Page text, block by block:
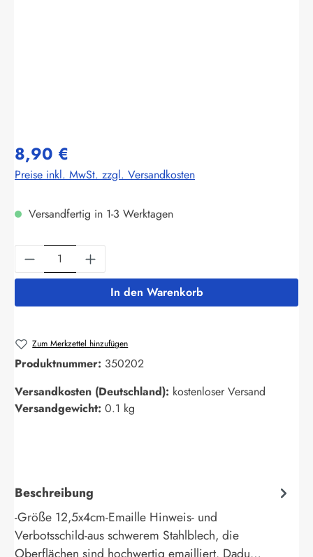
8,90 €
Preise inkl. MwSt. zzgl. Versandkosten
Versandfertig in 1-3 Werktagen
Produkt Anzahl: Gib den gewünschten
In den Warenkorb
Zum Merkzettel hinzufügen
Produktnummer: 350202
Versandkosten (Deutschland): kostenloser Versand
Versandgewicht: 0.1 kg
Beschreibung
-Größe 12,5x4cm-Emaille Hinweis- und
Verbotsschild-aus schwerem Stahlblech, die